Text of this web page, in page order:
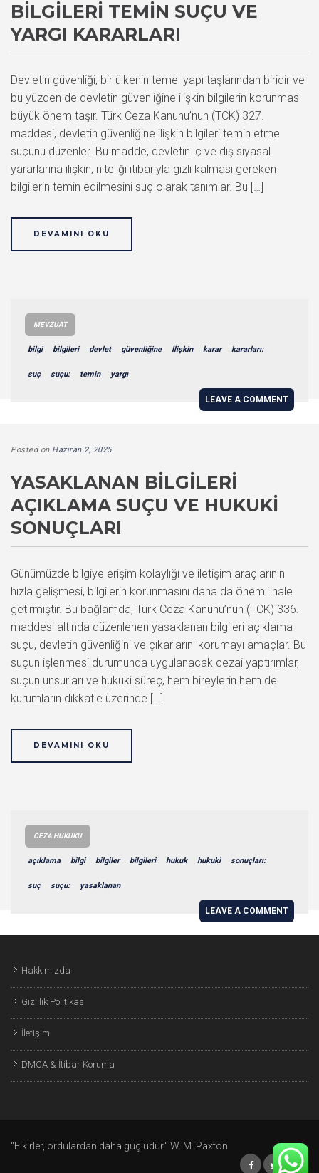
BILGILERI TEMIN SUÇU VE
YARGI KARARLARI
Devletin güvenliği, bir ülkenin temel yapı taşlarından biridir ve
bu yüzden de devletin güvenliğine ilişkin bilgilerin korunması
büyük önem taşır. Türk Ceza Kanunu’nun (TCK) 327.
maddesi, devletin güvenliğine ilişkin bilgileri temin etme
suçunu düzenler. Bu madde, devletin iç ve dış siyasal
yararlarına ilişkin, niteliği itibarıyla gizli kalması gereken
bilgilerin temin edilmesini suç olarak tanımlar. Bu […]
DEVAMINI OKU
MEVZUAT
bilgi bilgileri devlet güvenliğine İlişkin karar kararları:
suç suçu: temin yargı
LEAVE A COMMENT
Posted on Haziran 2, 2025
YASAKLANAN BILGILERI
AÇIKLAMA SUÇU VE HUKUKI
SONUÇLARI
Günümüzde bilgiye erişim kolaylığı ve iletişim araçlarının
hızla gelişmesi, bilgilerin korunmasını daha da önemli hale
getirmiştir. Bu bağlamda, Türk Ceza Kanunu’nun (TCK) 336.
maddesi altında düzenlenen yasaklanan bilgileri açıklama
suçu, devletin güvenliğini ve çıkarlarını korumayı amaçlar. Bu
suçun işlenmesi durumunda uygulanacak cezai yaptırımlar,
suçun unsurları ve hukuki süreç, hem bireylerin hem de
kurumların dikkatle üzerinde […]
DEVAMINI OKU
CEZA HUKUKU
açıklama bilgi bilgiler bilgileri hukuk hukuki sonuçları:
suç suçu: yasaklanan
LEAVE A COMMENT
Hakkımızda
Gizlilik Politikası
İletişim
DMCA & İtibar Koruma
"Fikirler, ordulardan daha güçlüdür." W. M. Paxton